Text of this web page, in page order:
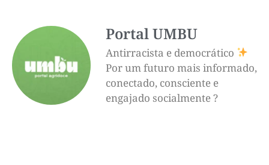
Portal UMBU
Antirracista e democrático
Por um futuro mais informado,
conectado, consciente e
engajado socialmente ?